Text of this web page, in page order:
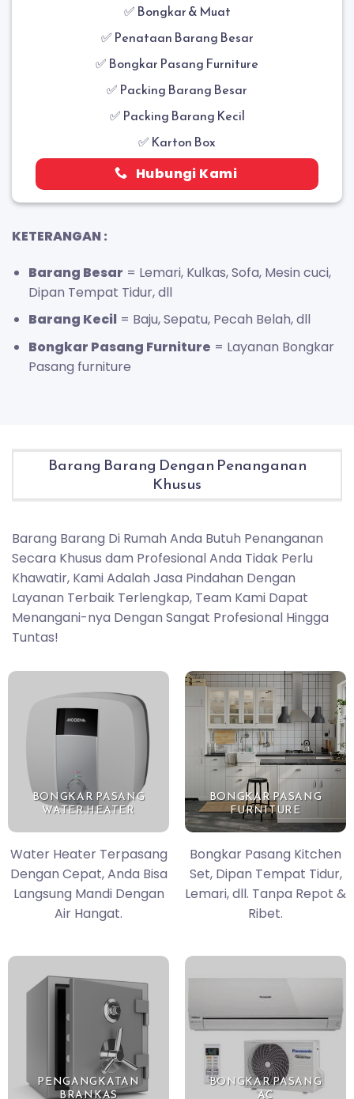
✅ Bongkar & Muat
✅ Penataan Barang Besar
✅ Bongkar Pasang Furniture
✅ Packing Barang Besar
✅ Packing Barang Kecil
✅ Karton Box
Hubungi Kami
KETERANGAN :
Barang Besar = Lemari, Kulkas, Sofa, Mesin cuci,
Dipan Tempat Tidur, dll
Barang Kecil= Baju, Sepatu, Pecah Belah, dll
Bongkar Pasang Furniture = Layanan Bongkar
Pasang furniture
Barang Barang Dengan Penanganan
Khusus
Barang Barang Di Rumah Anda Butuh Penanganan
Secara Khusus dam Profesional Anda Tidak Perlu
Khawatir, Kami Adalah Jasa Pindahan Dengan
Layanan Terbaik Terlengkap, Team Kami Dapat
Menangani-nya Dengan Sangat Profesional Hingga
Tuntas!
BONGKAR PASANG
WATER HEATER
Water Heater Terpasang
Dengan Cepat, Anda Bisa
Langsung Mandi Dengan
Air Hangat.
BONGKAR PASANG
FURNITURE
Bongkar Pasang Kitchen
Set, Dipan Tempat Tidur,
Lemari, dll. Tanpa Repot &
Ribet.
PENGANGKATAN
BRANKAS
BONGKAR PASANG
AC